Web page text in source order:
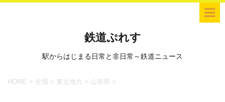
鉄道ぷれす
駅からはじまる日常と非日常～鉄道ニュース
HOME > 全国 > 東北地方 > 山形県 >